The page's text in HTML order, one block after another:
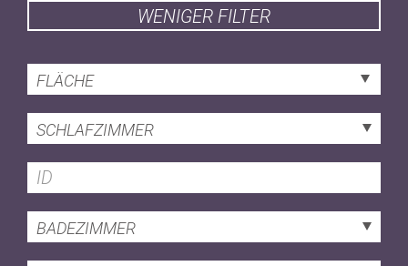
WENIGER FILTER
FLÄCHE
SCHLAFZIMMER
BADEZIMMER